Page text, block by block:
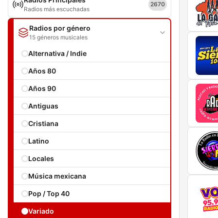
Radios más escuchadas
2670
Radios por género
15 géneros musicales
Alternativa / Indie
Años 80
Años 90
Antiguas
Cristiana
Latino
Locales
Música mexicana
Pop / Top 40
Variado